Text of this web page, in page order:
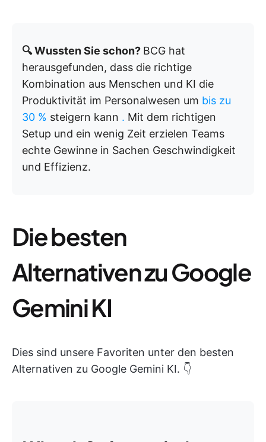
🔍 Wussten Sie schon? BCG hat
herausgefunden, dass die richtige
Kombination aus Menschen und KI die
Produktivität im Personalwesen um bis zu
30 % steigern kann . Mit dem richtigen
Setup und ein wenig Zeit erzielen Teams
echte Gewinne in Sachen Geschwindigkeit
und Effizienz.
Die besten
Alternativen zu Google
Gemini KI
Dies sind unsere Favoriten unter den besten
Alternativen zu Google Gemini KI. 👇